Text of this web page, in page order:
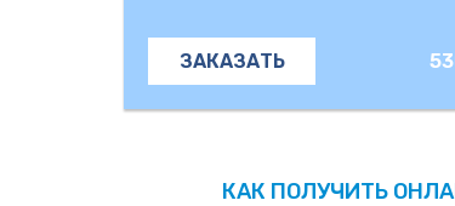
ЗАКАЗАТЬ
КАК ПОЛУЧИТЬ